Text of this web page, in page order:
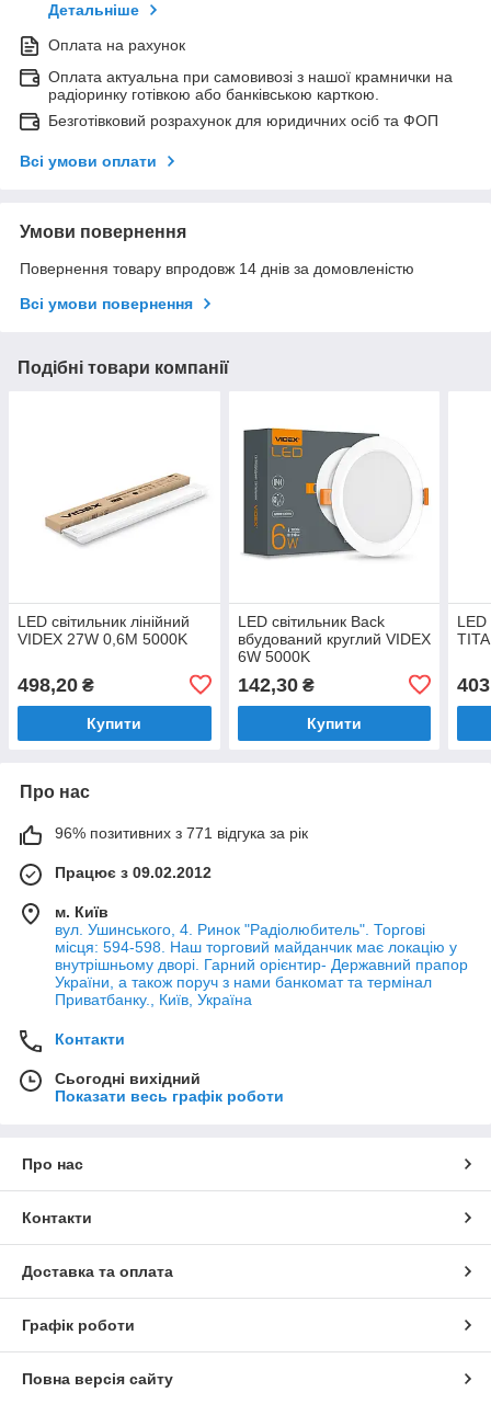
Детальніше
Оплата на рахунок
Оплата актуальна при самовивозі з нашої крамнички на
радіоринку готівкою або банківською карткою.
Безготівковий розрахунок для юридичних осіб та ФОП
Всі умови оплати
Умови повернення
Повернення товару впродовж 14 днів за домовленістю
Всі умови повернення
Подібні товари компанії
LED світильник лінійний
VIDEX 27W 0,6М 5000K
498,20 ₴
Купити
LED світильник Back
вбудований круглий VIDEX
6W 5000K
142,30₴
Купити
LED
Про нас
96% позитивних з 771 відгука за рік
Працює з 09.02.2012
м. Київ
вул. Ушинського, 4. Ринок "Радіолюбитель". Торгові
місця: 594-598. Наш торговий майданчик має локацію у
внутрішньому дворі. Гарний орієнтир- Державний прапор
України, а також поруч з нами банкомат та термінал
Приватбанку., Київ, Україна
Контакти
Сьогодні вихідний
Показати весь графік роботи
Про нас
Контакти
Доставка та оплата
Графік роботи
Повна версія сайту